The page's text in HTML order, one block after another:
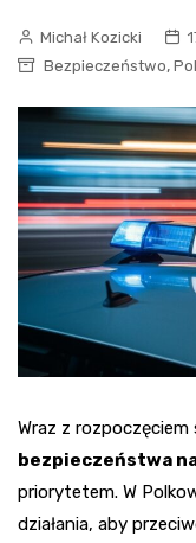
Michał Kozicki
Bezpieczeństwo,
Wraz z
bezpieczeństwa
priorytetem. W
działania, aby